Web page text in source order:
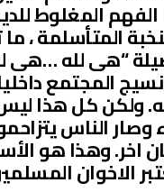
الفهم المغلوط
المتأسلمة
“هى لله …هى
المجتمع
ولكن كل هذا
الناس
وهذا هو
الاخوان